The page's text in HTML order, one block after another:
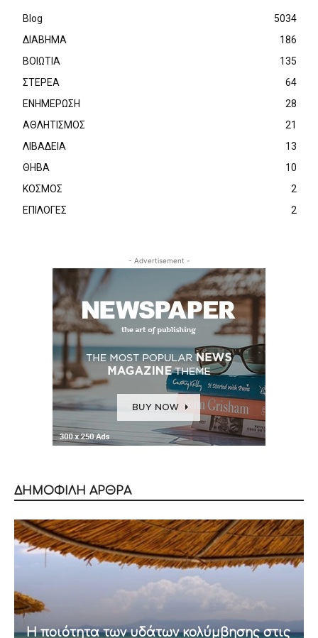
Blog
5034
ΔΙΑΒΗΜΑ
186
ΒΟΙΩΤΙΑ
135
ΣΤΕΡΕΑ
64
ΕΝΗΜΕΡΩΣΗ
28
ΑΘΛΗΤΙΣΜΟΣ
21
ΛΙΒΑΔΕΙΑ
13
ΘΗΒΑ
10
ΚΟΣΜΟΣ
2
ΕΠΙΛΟΓΕΣ
2
- Advertisement -
ΔΗΜΟΦΙΛΗ ΑΡΘΡΑ
Η ποιότητα των υδάτων κολύμβησης στις